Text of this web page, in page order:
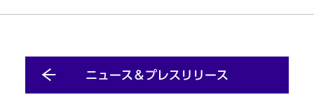
ニュース＆プレスリリース